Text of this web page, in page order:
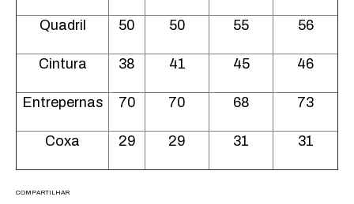
Quadril 50 50 55 56
Cintura 38 41 45 46
Entrepernas 70 70 68 73
Coxa 29 29 31 31
COMPARTILHAR